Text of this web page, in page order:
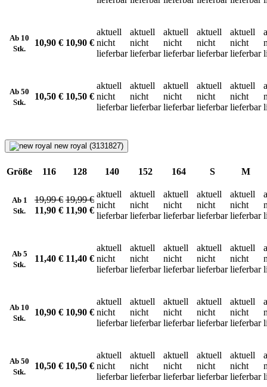
Ab 10
Stk.
10,90 € 10,90 €
aktuell
nicht
lieferbar
aktuell
nicht
lieferbar
aktuell
nicht
lieferbar
aktuell
nicht
lieferbar
aktuell
nicht
lieferbar
Ab 50
Stk.
10,50 € 10,50 €
aktuell
nicht
lieferbar
aktuell
nicht
lieferbar
aktuell
nicht
lieferbar
aktuell
nicht
lieferbar
aktuell
nicht
lieferbar
new royal (3131827)
Größe 116 128 140 152 164 S M
Ab 1
Stk.
19,99 €
11,90 €
19,99 €
11,90 €
aktuell
nicht
lieferbar
aktuell
nicht
lieferbar
aktuell
nicht
lieferbar
aktuell
nicht
lieferbar
aktuell
nicht
lieferbar
Ab 5
Stk.
11,40 € 11,40 €
aktuell
nicht
lieferbar
aktuell
nicht
lieferbar
aktuell
nicht
lieferbar
aktuell
nicht
lieferbar
aktuell
nicht
lieferbar
Ab 10
Stk.
10,90 € 10,90 €
aktuell
nicht
lieferbar
aktuell
nicht
lieferbar
aktuell
nicht
lieferbar
aktuell
nicht
lieferbar
aktuell
nicht
lieferbar
Ab 50
Stk.
10,50 € 10,50 €
aktuell
nicht
lieferbar
aktuell
nicht
lieferbar
aktuell
nicht
lieferbar
aktuell
nicht
lieferbar
aktuell
nicht
lieferbar